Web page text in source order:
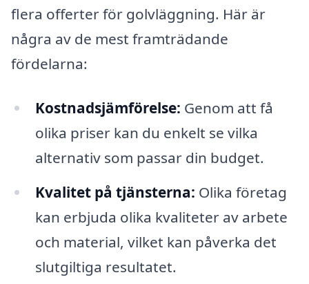
flera offerter för golvläggning. Här är
några av de mest framträdande
fördelarna:
Kostnadsjämförelse: Genom att få
olika priser kan du enkelt se vilka
alternativ som passar din budget.
Kvalitet på tjänsterna: Olika företag
kan erbjuda olika kvaliteter av arbete
och material, vilket kan påverka det
slutgiltiga resultatet.